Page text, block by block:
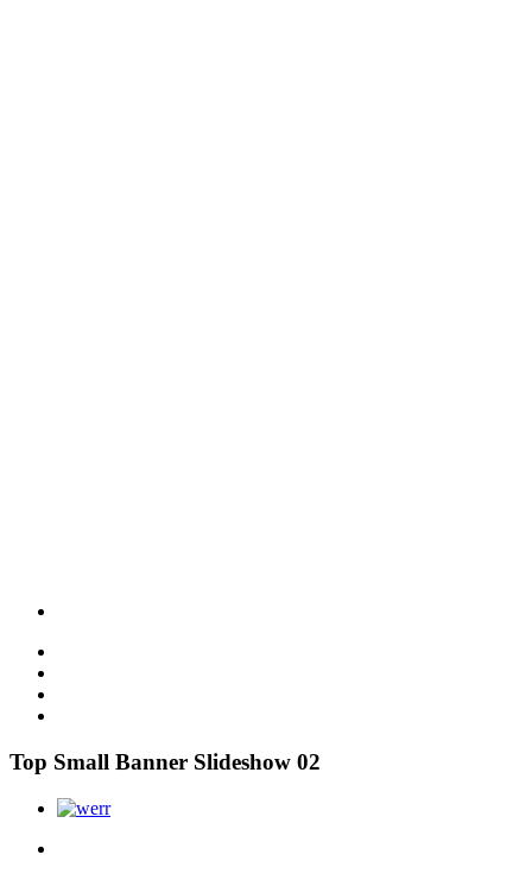
Top Small Banner Slideshow 02